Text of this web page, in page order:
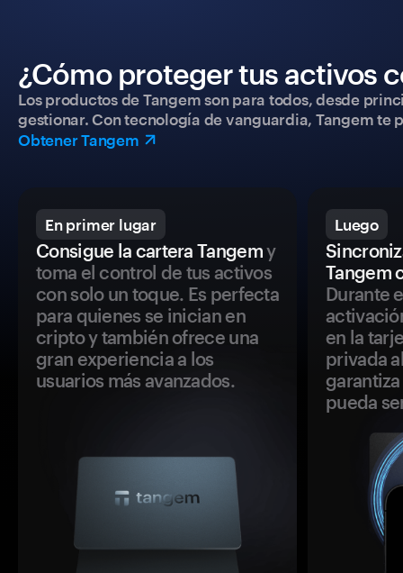
¿Cómo proteger tus activos
Los productos de Tangem son para todos, desde
gestionar. Con tecnología de vanguardia, Tangem
Obtener Tangem
En primer lugar
Consigue la cartera Tangemy
toma el control de tus activos
con solo un toque. Es perfecta
para quienes se inician en
cripto y también ofrece una
gran experiencia a los
usuarios más avanzados.
Luego
Tangem
Durante
en la
privada
pueda